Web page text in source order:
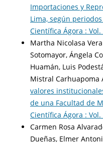
Importaciones y
Lima, según
Científica Ágora :
Martha Nicolasa
Sotomayor, Ángela
Huamán, Luis
Mistral Carhuapoma
valores
de una Facultad de
Científica Ágora :
Carmen Rosa
Dueñas, Elmer